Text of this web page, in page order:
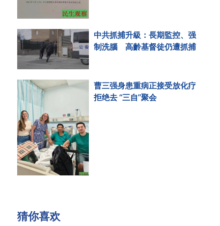
中共抓捕升級：長期監控、强
制洗腦 高齡基督徒仍遭抓捕
曹三强身患重病正接受放化疗
拒绝去 “三自”聚会
猜你喜欢